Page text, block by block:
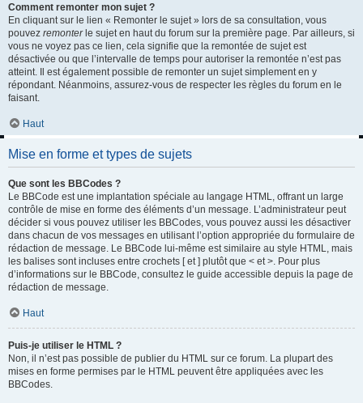
Comment remonter mon sujet ?
En cliquant sur le lien « Remonter le sujet » lors de sa consultation, vous
pouvez remonterle sujet en haut du forum sur la première page. Par ailleurs, si
vous ne voyez pas ce lien, cela signifie que la remontée de sujet est
désactivée ou que l’intervalle de temps pour autoriser la remontée n’est pas
atteint. Il est également possible de remonter un sujet simplement en y
répondant. Néanmoins, assurez-vous de respecter les règles du forum en le
faisant.
Haut
Mise en forme et types de sujets
Que sont les BBCodes ?
Le BBCode est une implantation spéciale au langage HTML, offrant un large
contrôle de mise en forme des éléments d’un message. L’administrateur peut
décider si vous pouvez utiliser les BBCodes, vous pouvez aussi les désactiver
dans chacun de vos messages en utilisant l’option appropriée du formulaire de
rédaction de message. Le BBCode lui-même est similaire au style HTML, mais
les balises sont incluses entre crochets [ et ] plutôt que < et >. Pour plus
d’informations sur le BBCode, consultez le guide accessible depuis la page de
rédaction de message.
Haut
Puis-je utiliser le HTML ?
Non, il n’est pas possible de publier du HTML sur ce forum. La plupart des
mises en forme permises par le HTML peuvent être appliquées avec les
BBCodes.